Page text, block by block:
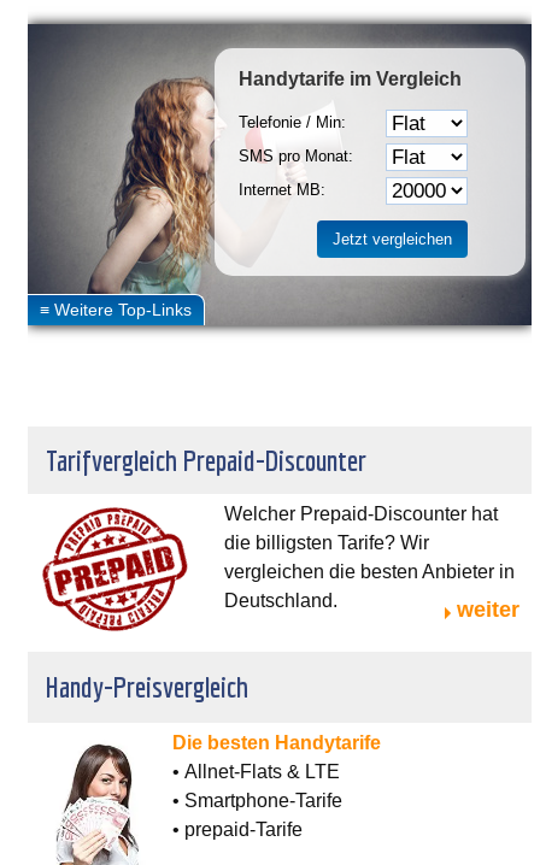
Handytarife im Vergleich
Telefonie / Min:
SMS pro Monat:
Internet MB:
Tarifvergleich Prepaid-Discounter
Welcher Prepaid-Discounter hat
die billigsten Tarife? Wir
vergleichen die besten Anbieter in
Deutschland.
weiter
Handy-Preisvergleich
Die besten Handytarife
• Allnet-Flats & LTE
• Smartphone-Tarife
• prepaid-Tarife